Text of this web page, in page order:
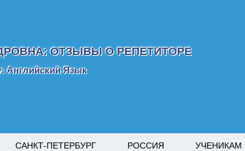
ОТЗЫВЫ О РЕПЕТИТОРЕ
Английский Язык
САНКТ-ПЕТЕРБУРГ РОССИЯ УЧЕНИКАМ